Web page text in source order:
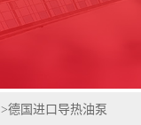
>德国进口导热油泵